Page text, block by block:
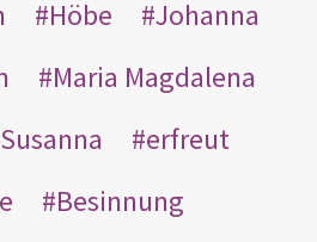
Höbe
Johanna
Maria Magdalena
Susanna
erfreut
Besinnung